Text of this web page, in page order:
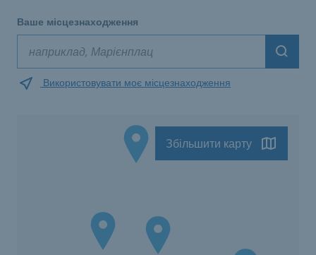
Ваше місцезнаходження
Використовувати моє місцезнаходження
Збільшити карту